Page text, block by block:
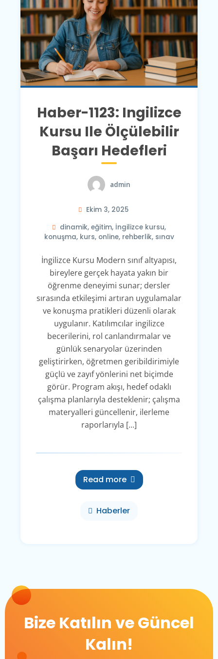
Haber-1123: Ingilizce
Kursu Ile Ölçülebilir
Başarı Hedefleri
admin
Ekim 3, 2025
dinamik, eğitim, İngilizce kursu,
konuşma, kurs, online, rehberlik, sınav
İngilizce Kursu Modern sınıf altyapısı,
bireylere gerçek hayata yakın bir
öğrenme deneyimi sunar; dersler
sırasında etkileşimi artıran uygulamalar
ve konuşma pratikleri düzenli olarak
uygulanır. Katılımcılar ingilizce
becerilerini, rol canlandırmalar ve
günlük senaryolar üzerinden
geliştirirken, öğretmen geribildirimiyle
güçlü ve zayıf yönlerini net biçimde
görür. Program akışı, hedef odaklı
çalışma planlarıyla desteklenir; çalışma
materyalleri güncellenir, ilerleme
raporlarıyla […]
Read more
Haberler
Bize Katılın ve Güncel
Kalın!